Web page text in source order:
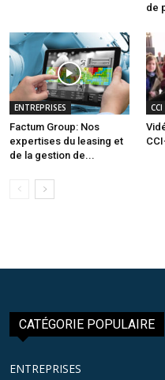
de
ENTREPRISES
Factum Group: Nos
expertises du leasing et
de la gestion de...
CCI
CATÉGORIE POPULAIRE
ENTREPRISES